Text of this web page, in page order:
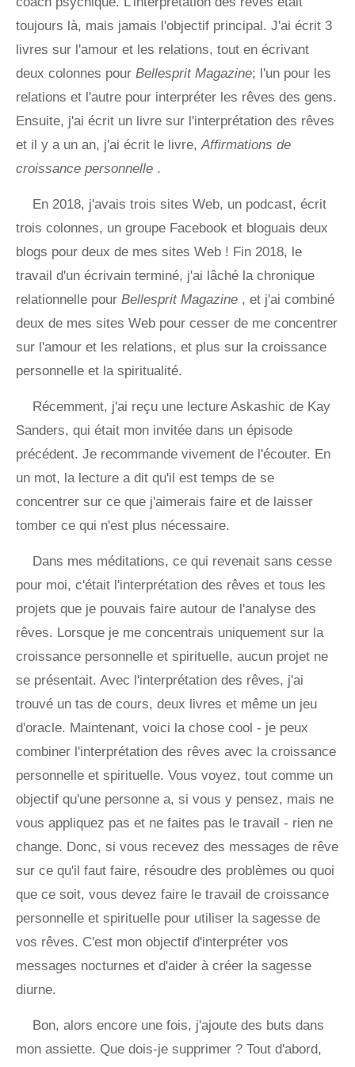
toujours là, mais jamais l'objectif principal. J'ai écrit 3
livres sur l'amour et les relations, tout en écrivant
deux colonnes pour Bellesprit Magazine; l'un pour les
relations et l'autre pour interpréter les rêves des gens.
Ensuite, j'ai écrit un livre sur l'interprétation des rêves
et il y a un an, j'ai écrit le livre, Affirmations de
croissance personnelle .
En 2018, j'avais trois sites Web, un podcast, écrit
trois colonnes, un groupe Facebook et bloguais deux
blogs pour deux de mes sites Web ! Fin 2018, le
travail d'un écrivain terminé, j'ai lâché la chronique
relationnelle pour Bellesprit Magazine , et j'ai combiné
deux de mes sites Web pour cesser de me concentrer
sur l'amour et les relations, et plus sur la croissance
personnelle et la spiritualité.
Récemment, j'ai reçu une lecture Askashic de Kay
Sanders, qui était mon invitée dans un épisode
précédent. Je recommande vivement de l'écouter. En
un mot, la lecture a dit qu'il est temps de se
concentrer sur ce que j'aimerais faire et de laisser
tomber ce qui n'est plus nécessaire.
Dans mes méditations, ce qui revenait sans cesse
pour moi, c'était l'interprétation des rêves et tous les
projets que je pouvais faire autour de l'analyse des
rêves. Lorsque je me concentrais uniquement sur la
croissance personnelle et spirituelle, aucun projet ne
se présentait. Avec l'interprétation des rêves, j'ai
trouvé un tas de cours, deux livres et même un jeu
d'oracle. Maintenant, voici la chose cool - je peux
combiner l'interprétation des rêves avec la croissance
personnelle et spirituelle. Vous voyez, tout comme un
objectif qu'une personne a, si vous y pensez, mais ne
vous appliquez pas et ne faites pas le travail - rien ne
change. Donc, si vous recevez des messages de rêve
sur ce qu'il faut faire, résoudre des problèmes ou quoi
que ce soit, vous devez faire le travail de croissance
personnelle et spirituelle pour utiliser la sagesse de
vos rêves. C'est mon objectif d'interpréter vos
messages nocturnes et d'aider à créer la sagesse
diurne.
Bon, alors encore une fois, j'ajoute des buts dans
mon assiette. Que dois-je supprimer ? Tout d'abord,